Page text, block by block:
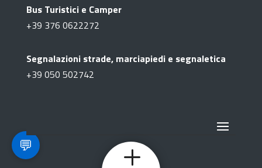
💬
Bus Turistici e Camper
+39 376 0622272
Segnalazioni strade, marciapiedi e segnaletica
+39 050 502742
L